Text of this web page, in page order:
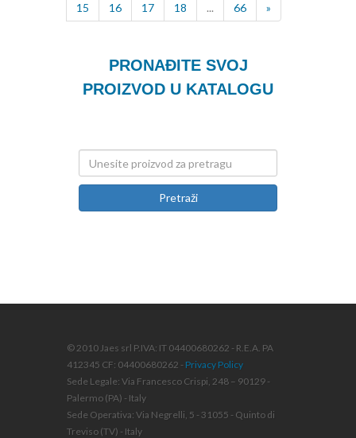
15
16 17 18 ... 66 »
PRONAĐITE SVOJ
PROIZVOD U KATALOGU
Pretraži
© 2010 Jaes srl P.IVA: IT 04400680262 - R.E.A. PA
412345 CF: 04400680262 - Privacy Policy
Sede Legale: Via Francesco Crispi, 248 – 90129 -
Palermo (PA) - Italy
Sede Operativa: Via Negrelli, 5 - 31055 - Quinto di
Treviso (TV) - Italy